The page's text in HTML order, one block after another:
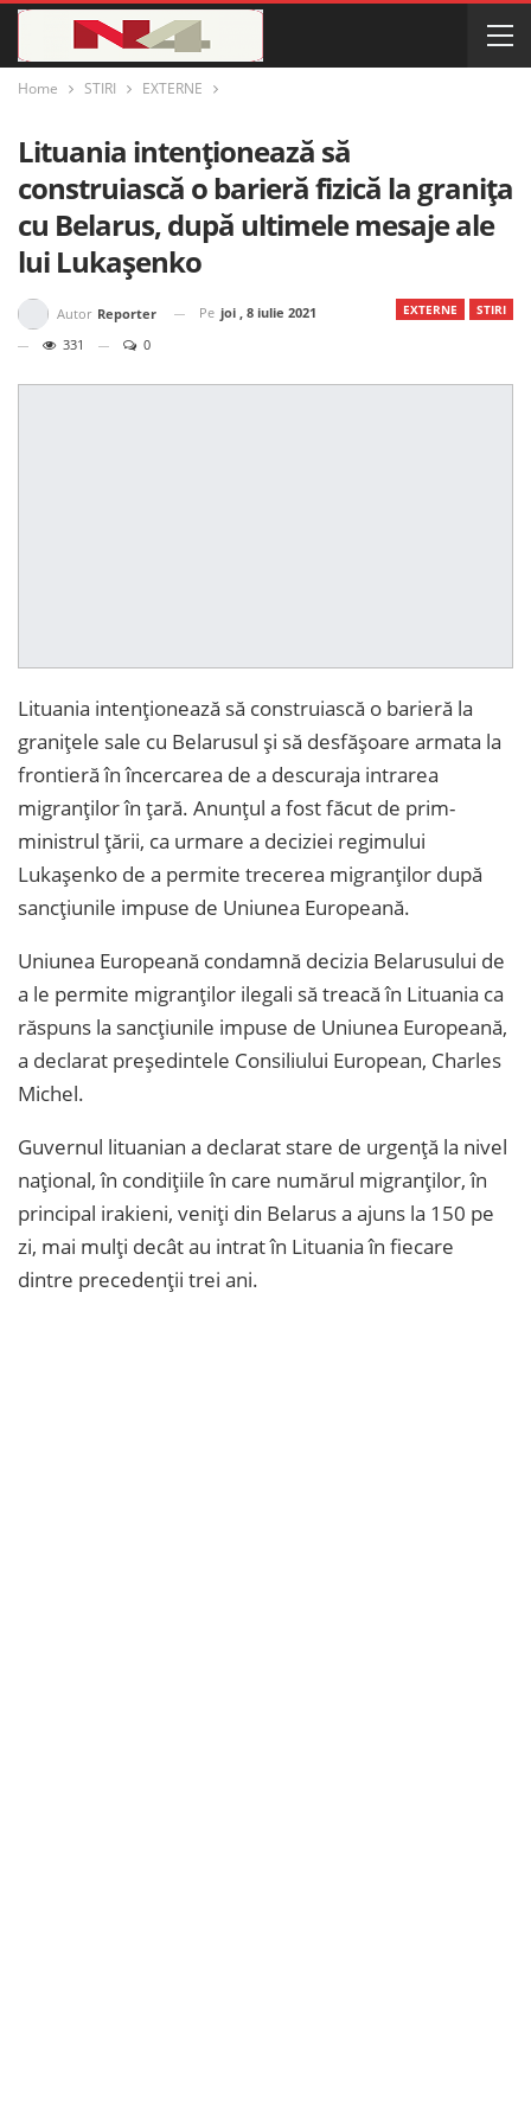
Home STIRI EXTERNE
Lituania intenționează să
construiască o barieră fizică la granița
cu Belarus, după ultimele mesaje ale
lui Lukașenko
EXTERNE STIRI
Autor Reporter Pe joi , 8 iulie 2021
331
0
Lituania intenționează să construiască o barieră la
granițele sale cu Belarusul și să desfășoare armata la
frontieră în încercarea de a descuraja intrarea
migranților în țară. Anunțul a fost făcut de prim-
ministrul țării, ca urmare a deciziei regimului
Lukașenko de a permite trecerea migranților după
sancțiunile impuse de Uniunea Europeană.
Uniunea Europeană condamnă decizia Belarusului de
a le permite migranţilor ilegali să treacă în Lituania ca
răspuns la sancţiunile impuse de Uniunea Europeană,
a declarat preşedintele Consiliului European, Charles
Michel.
Guvernul lituanian a declarat stare de urgenţă la nivel
naţional, în condiţiile în care numărul migranţilor, în
principal irakieni, veniţi din Belarus a ajuns la 150 pe
zi, mai mulţi decât au intrat în Lituania în fiecare
dintre precedenţii trei ani.